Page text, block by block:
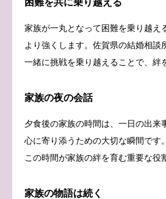
家族が一丸となって困難を乗り越え
より強くします。佐賀県の結婚相談
一緒に挑戦を乗り越えることで、絆
家族の夜の会話
夕食後の家族の時間は、一日の出来
心に寄り添うための大切な瞬間です
この時間が家族の絆を育む重要な役
家族の物語は続く